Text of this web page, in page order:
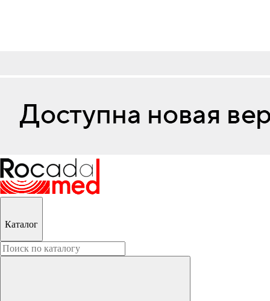
Каталог